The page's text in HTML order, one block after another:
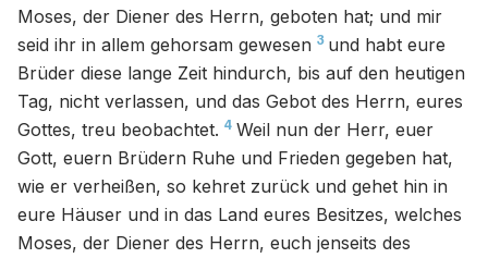
Moses, der Diener des Herrn, geboten hat; und mir
seid ihr in allem gehorsam gewesen 3 und habt eure
Brüder diese lange Zeit hindurch, bis auf den heutigen
Tag, nicht verlassen, und das Gebot des Herrn, eures
Gottes, treu beobachtet. 4 Weil nun der Herr, euer
Gott, euern Brüdern Ruhe und Frieden gegeben hat,
wie er verheißen, so kehret zurück und gehet hin in
eure Häuser und in das Land eures Besitzes, welches
Moses, der Diener des Herrn, euch jenseits des